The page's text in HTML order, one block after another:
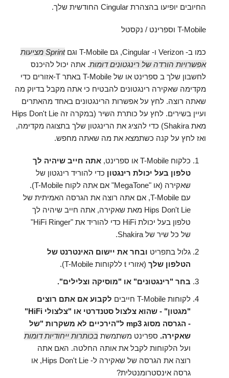
החיובים יופיעו בהצהרת Cingular החודשית שלך.
T-Mobile וספרינט / נקסטל
כמו ב- Verizon ו- Cingular, גם T-Mobile וגם
Sprint מציעות
אפשרויות הורדה של רינגטונים דומות. אתה יכול להיכנס
לחשבון שלך ב ספרינט או של T-Mobile באתר T-אזורים
כדי
מקדימה שאקירה רינגטונים להבטיח כי אתה מקבל בדיוק מה
שאתה רוצה. לחץ על אפשרות הרינגטונים באחד מהאתרים
ועיין בשירים. לחץ על כותרת השיר (במקרה זה Hips Don't Lie
מאת Shakira) כדי להציג את הרינגטון שלך בתצוגה מקדימה,
ואז לחץ על קנה כשתמצא את מה שאתה מחפש.
כלקוח T-Mobile או ספרינט,
אתה חייב שיהיה לך
טלפון בעל יכולת רינגטון כדי להוריד רינגטון של
שאקירה (או "MegaTone" אם אתה לקוח T-Mobile).
עם T-Mobile, אם אתה רוצה את הגרסה האמיתית של
Hips Don't Lie מאת שאקירה, אתה חייב שיהיה לך
טלפון בעל יכולת HiFi כדי להוריד את "HiFi Ringer"
של כל שיר של Shakira.
גלול בתפריט ובחר את יישום האינטרנט של
הטלפון שלך (אזורי t ללקוחות T-Mobile).
בחר "רינגטונים" או "מוסיקה וצלילים".
לקוחות T-Mobile חייבים
לקבוע אם אתם רוצים
"מגטון" - שהוא צלצול סטנדרטי או "צלצולי HiFi"
- הגרסה מסוג mp3 ל"הירכיים לא משקרות "של
שאקירה. ספרינט משתמשת בכותרות ייחודיות דומות
ועל הלקוחות לקבל את אותה החלטה. האם אתה
רוצה את הגרסה של שאקירה ל- Hips Don't Lie, או
גרסה אינסטרומנטלית?